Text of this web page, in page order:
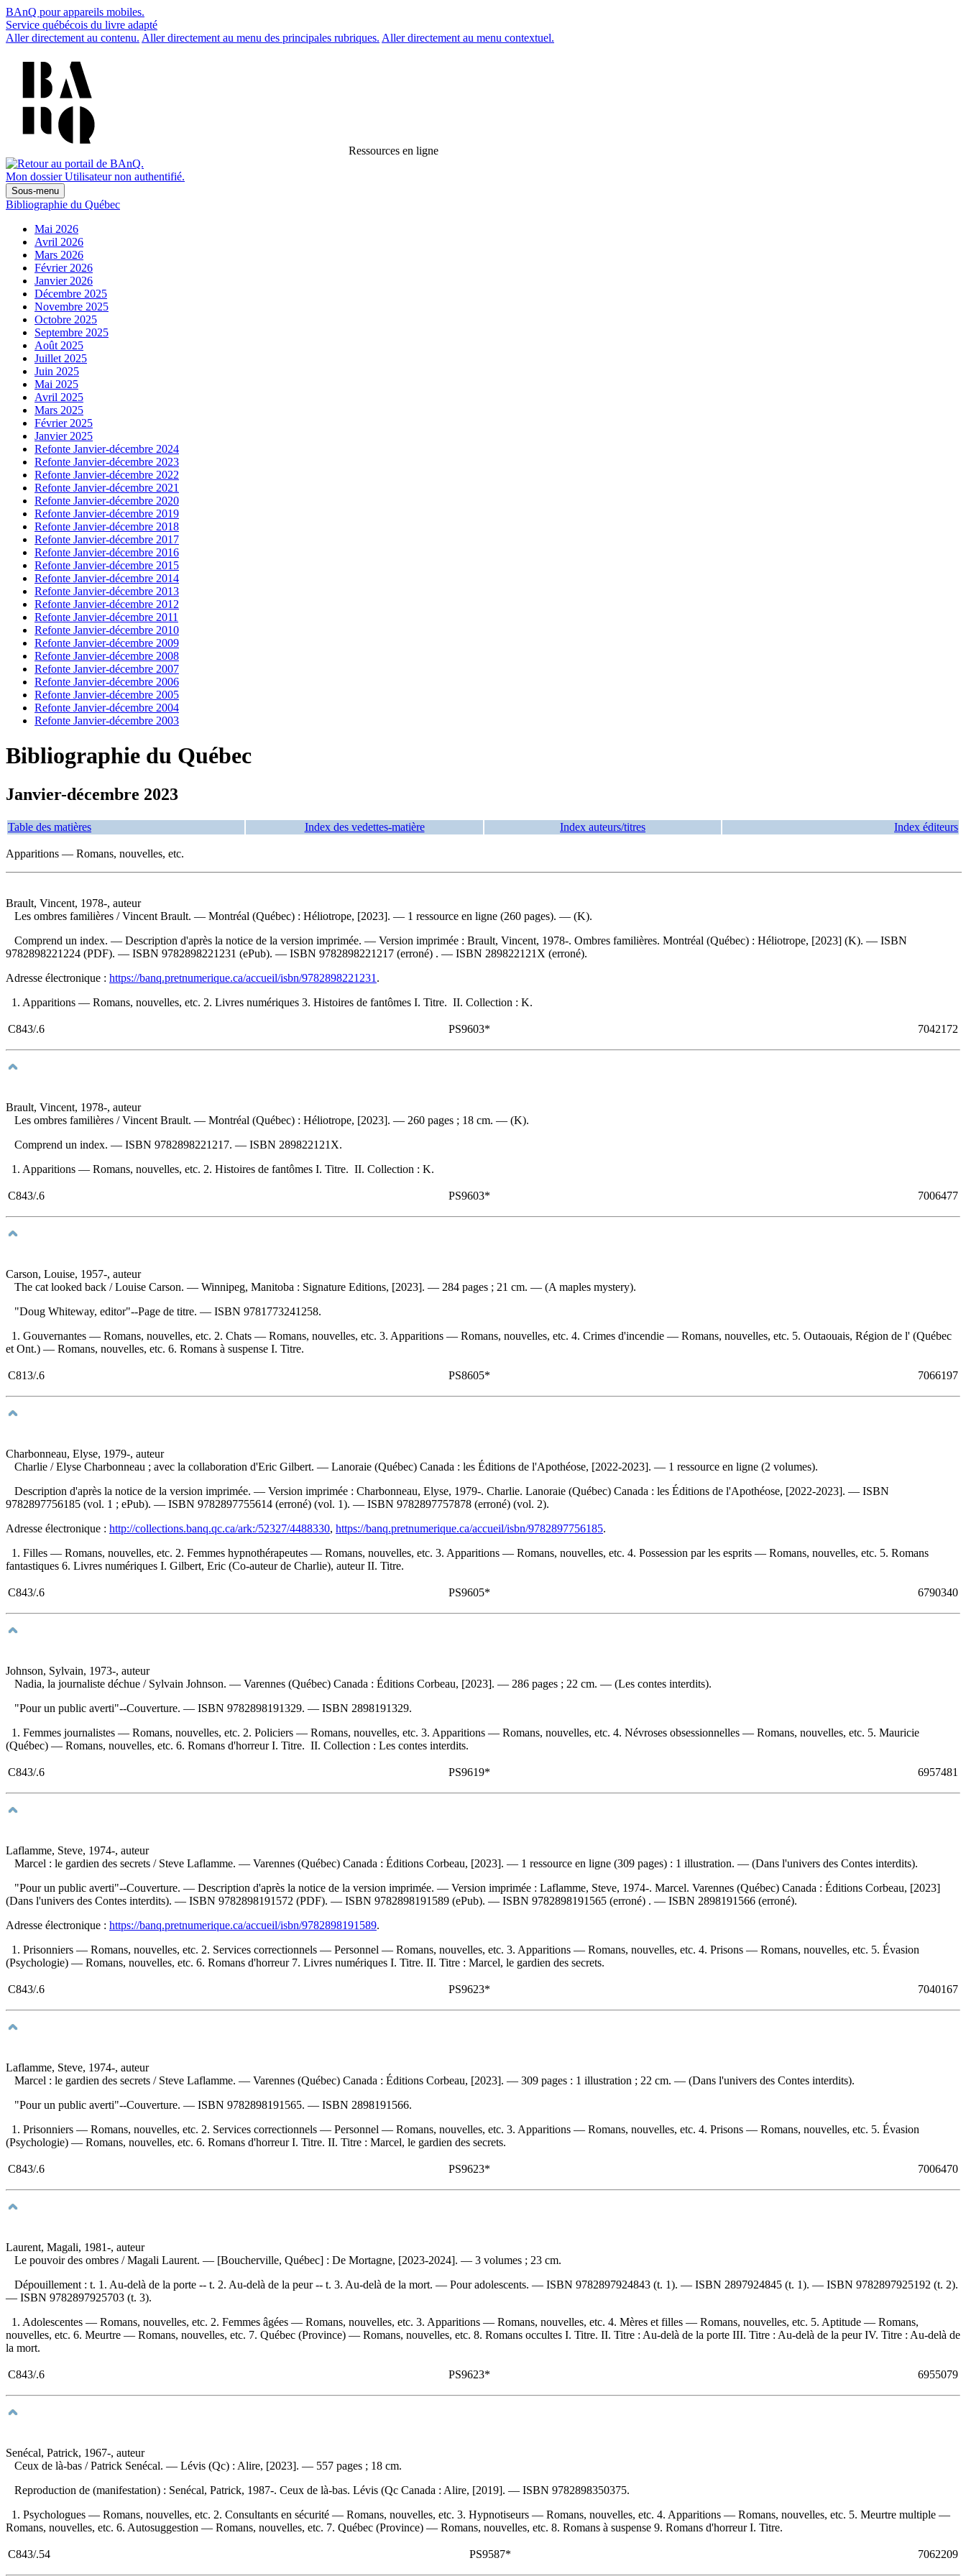
BAnQ pour appareils mobiles.
Service québécois du livre adapté
Aller directement au contenu. Aller directement au menu des principales rubriques. Aller directement au menu contextuel.
Ressources en ligne
Mon dossier Utilisateur non authentifié.
Sous-menu
Bibliographie du Québec
Mai 2026
Avril 2026
Mars 2026
Février 2026
Janvier 2026
Décembre 2025
Novembre 2025
Octobre 2025
Septembre 2025
Août 2025
Juillet 2025
Juin 2025
Mai 2025
Avril 2025
Mars 2025
Février 2025
Janvier 2025
Refonte Janvier-décembre 2024
Refonte Janvier-décembre 2023
Refonte Janvier-décembre 2022
Refonte Janvier-décembre 2021
Refonte Janvier-décembre 2020
Refonte Janvier-décembre 2019
Refonte Janvier-décembre 2018
Refonte Janvier-décembre 2017
Refonte Janvier-décembre 2016
Refonte Janvier-décembre 2015
Refonte Janvier-décembre 2014
Refonte Janvier-décembre 2013
Refonte Janvier-décembre 2012
Refonte Janvier-décembre 2011
Refonte Janvier-décembre 2010
Refonte Janvier-décembre 2009
Refonte Janvier-décembre 2008
Refonte Janvier-décembre 2007
Refonte Janvier-décembre 2006
Refonte Janvier-décembre 2005
Refonte Janvier-décembre 2004
Refonte Janvier-décembre 2003
Bibliographie du Québec
Janvier-décembre 2023
Table des matières Index des vedettes-matière Index auteurs/titres Index éditeurs
Apparitions — Romans, nouvelles, etc.
Brault, Vincent, 1978-, auteur
Les ombres familières / Vincent Brault. — Montréal (Québec) : Héliotrope, [2023]. — 1 ressource en ligne (260 pages). — (K).
Comprend un index. — Description d'après la notice de la version imprimée. — Version imprimée : Brault, Vincent, 1978-. Ombres familières. Montréal (Québec) : Héliotrope, [2023] (K). — ISBN
9782898221224 (PDF). — ISBN 9782898221231 (ePub). — ISBN 9782898221217 (erroné) . — ISBN 289822121X (erroné).
Adresse électronique : https://banq.pretnumerique.ca/accueil/isbn/9782898221231 .
1. Apparitions — Romans, nouvelles, etc. 2. Livres numériques 3. Histoires de fantômes I. Titre. II. Collection : K.
C843/.6 PS9603* 7042172
Brault, Vincent, 1978-, auteur
Les ombres familières / Vincent Brault. — Montréal (Québec) : Héliotrope, [2023]. — 260 pages ; 18 cm. — (K).
Comprend un index. — ISBN 9782898221217. — ISBN 289822121X.
1. Apparitions — Romans, nouvelles, etc. 2. Histoires de fantômes I. Titre. II. Collection : K.
C843/.6 PS9603* 7006477
Carson, Louise, 1957-, auteur
The cat looked back / Louise Carson. — Winnipeg, Manitoba : Signature Editions, [2023]. — 284 pages ; 21 cm. — (A maples mystery).
"Doug Whiteway, editor"--Page de titre. — ISBN 9781773241258.
1. Gouvernantes — Romans, nouvelles, etc. 2. Chats — Romans, nouvelles, etc. 3. Apparitions — Romans, nouvelles, etc. 4. Crimes d'incendie — Romans, nouvelles, etc. 5. Outaouais, Région de l' (Québec
et Ont.) — Romans, nouvelles, etc. 6. Romans à suspense I. Titre.
C813/.6 PS8605* 7066197
Charbonneau, Elyse, 1979-, auteur
Charlie / Elyse Charbonneau ; avec la collaboration d'Eric Gilbert. — Lanoraie (Québec) Canada : les Éditions de l'Apothéose, [2022-2023]. — 1 ressource en ligne (2 volumes).
Description d'après la notice de la version imprimée. — Version imprimée : Charbonneau, Elyse, 1979-. Charlie. Lanoraie (Québec) Canada : les Éditions de l'Apothéose, [2022-2023]. — ISBN
9782897756185 (vol. 1 ; ePub). — ISBN 9782897755614 (erroné) (vol. 1). — ISBN 9782897757878 (erroné) (vol. 2).
Adresse électronique : http://collections.banq.qc.ca/ark:/52327/4488330, https://banq.pretnumerique.ca/accueil/isbn/9782897756185.
1. Filles — Romans, nouvelles, etc. 2. Femmes hypnothérapeutes — Romans, nouvelles, etc. 3. Apparitions — Romans, nouvelles, etc. 4. Possession par les esprits — Romans, nouvelles, etc. 5. Romans
fantastiques 6. Livres numériques I. Gilbert, Eric (Co-auteur de Charlie), auteur II. Titre.
C843/.6 PS9605* 6790340
Johnson, Sylvain, 1973-, auteur
Nadia, la journaliste déchue / Sylvain Johnson. — Varennes (Québec) Canada : Éditions Corbeau, [2023]. — 286 pages ; 22 cm. — (Les contes interdits).
"Pour un public averti"--Couverture. — ISBN 9782898191329. — ISBN 2898191329.
1. Femmes journalistes — Romans, nouvelles, etc. 2. Policiers — Romans, nouvelles, etc. 3. Apparitions — Romans, nouvelles, etc. 4. Névroses obsessionnelles — Romans, nouvelles, etc. 5. Mauricie
(Québec) — Romans, nouvelles, etc. 6. Romans d'horreur I. Titre. II. Collection : Les contes interdits.
C843/.6 PS9619* 6957481
Laflamme, Steve, 1974-, auteur
Marcel : le gardien des secrets / Steve Laflamme. — Varennes (Québec) Canada : Éditions Corbeau, [2023]. — 1 ressource en ligne (309 pages) : 1 illustration. — (Dans l'univers des Contes interdits).
"Pour un public averti"--Couverture. — Description d'après la notice de la version imprimée. — Version imprimée : Laflamme, Steve, 1974-. Marcel. Varennes (Québec) Canada : Éditions Corbeau, [2023]
(Dans l'univers des Contes interdits). — ISBN 9782898191572 (PDF). — ISBN 9782898191589 (ePub). — ISBN 9782898191565 (erroné) . — ISBN 2898191566 (erroné).
Adresse électronique : https://banq.pretnumerique.ca/accueil/isbn/9782898191589.
1. Prisonniers — Romans, nouvelles, etc. 2. Services correctionnels — Personnel — Romans, nouvelles, etc. 3. Apparitions — Romans, nouvelles, etc. 4. Prisons — Romans, nouvelles, etc. 5. Évasion
(Psychologie) — Romans, nouvelles, etc. 6. Romans d'horreur 7. Livres numériques I. Titre. II. Titre : Marcel, le gardien des secrets.
C843/.6 PS9623* 7040167
Laflamme, Steve, 1974-, auteur
Marcel : le gardien des secrets / Steve Laflamme. — Varennes (Québec) Canada : Éditions Corbeau, [2023]. — 309 pages : 1 illustration ; 22 cm. — (Dans l'univers des Contes interdits).
"Pour un public averti"--Couverture. — ISBN 9782898191565. — ISBN 2898191566.
1. Prisonniers — Romans, nouvelles, etc. 2. Services correctionnels — Personnel — Romans, nouvelles, etc. 3. Apparitions — Romans, nouvelles, etc. 4. Prisons — Romans, nouvelles, etc. 5. Évasion
(Psychologie) — Romans, nouvelles, etc. 6. Romans d'horreur I. Titre. II. Titre : Marcel, le gardien des secrets.
C843/.6 PS9623* 7006470
Laurent, Magali, 1981-, auteur
Le pouvoir des ombres / Magali Laurent. — [Boucherville, Québec] : De Mortagne, [2023-2024]. — 3 volumes ; 23 cm.
Dépouillement : t. 1. Au-delà de la porte -- t. 2. Au-delà de la peur -- t. 3. Au-delà de la mort. — Pour adolescents. — ISBN 9782897924843 (t. 1). — ISBN 2897924845 (t. 1). — ISBN 9782897925192 (t. 2).
— ISBN 9782897925703 (t. 3).
1. Adolescentes — Romans, nouvelles, etc. 2. Femmes âgées — Romans, nouvelles, etc. 3. Apparitions — Romans, nouvelles, etc. 4. Mères et filles — Romans, nouvelles, etc. 5. Aptitude — Romans,
nouvelles, etc. 6. Meurtre — Romans, nouvelles, etc. 7. Québec (Province) — Romans, nouvelles, etc. 8. Romans occultes I. Titre. II. Titre : Au-delà de la porte III. Titre : Au-delà de la peur IV. Titre : Au-delà de
la mort.
C843/.6 PS9623* 6955079
Senécal, Patrick, 1967-, auteur
Ceux de là-bas / Patrick Senécal. — Lévis (Qc) : Alire, [2023]. — 557 pages ; 18 cm.
Reproduction de (manifestation) : Senécal, Patrick, 1987-. Ceux de là-bas. Lévis (Qc Canada : Alire, [2019]. — ISBN 9782898350375.
1. Psychologues — Romans, nouvelles, etc. 2. Consultants en sécurité — Romans, nouvelles, etc. 3. Hypnotiseurs — Romans, nouvelles, etc. 4. Apparitions — Romans, nouvelles, etc. 5. Meurtre multiple —
Romans, nouvelles, etc. 6. Autosuggestion — Romans, nouvelles, etc. 7. Québec (Province) — Romans, nouvelles, etc. 8. Romans à suspense 9. Romans d'horreur I. Titre.
C843/.54 PS9587* 7062209